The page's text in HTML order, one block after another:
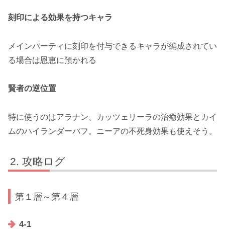
刻印による効果を持つキャラ
メインパーティに刻印を付与できるキャラが編成されてい
る場合は恩恵に預かれる
賢者の逆位置
特に使うのはアラナン カッツェリーラの治癒効果と カイ
ムのハイランダーバフ。 ニーアの不死身効果も使えそう。
攻略ログ
第１層～第４層
4-1